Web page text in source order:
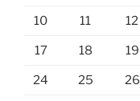
10 11 12
17 18 19
24 25 26